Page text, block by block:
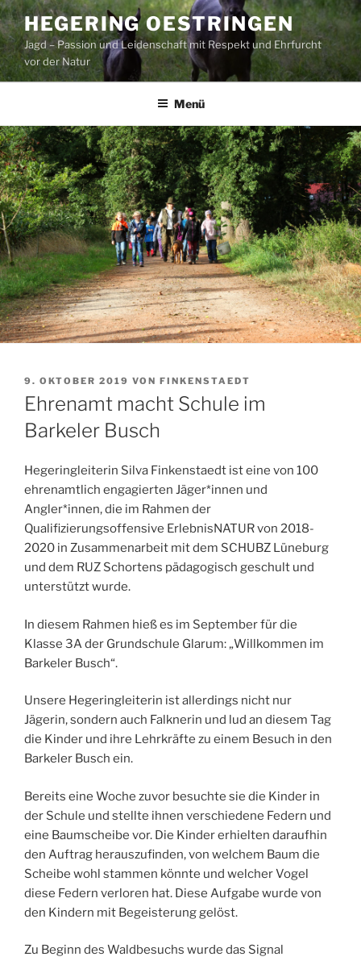
Zum
Inhalt
springen
HEGERING OESTRINGEN
Jagd – Passion und Leidenschaft mit Respekt und Ehrfurcht
vor der Natur
Menü
VERÖFFENTLICHT
AM
9. OKTOBER 2019 VON FINKENSTAEDT
Ehrenamt macht Schule im
Barkeler Busch
Hegeringleiterin Silva Finkenstaedt ist eine von 100
ehrenamtlich engagierten Jäger*innen und
Angler*innen, die im Rahmen der
Qualifizierungsoffensive ErlebnisNATUR von 2018-
2020 in Zusammenarbeit mit dem SCHUBZ Lüneburg
und dem RUZ Schortens pädagogisch geschult und
unterstützt wurde.
In diesem Rahmen hieß es im September für die
Klasse 3A der Grundschule Glarum: „Willkommen im
Barkeler Busch“.
Unsere Hegeringleiterin ist allerdings nicht nur
Jägerin, sondern auch Falknerin und lud an diesem Tag
die Kinder und ihre Lehrkräfte zu einem Besuch in den
Barkeler Busch ein.
Bereits eine Woche zuvor besuchte sie die Kinder in
der Schule und stellte ihnen verschiedene Federn und
eine Baumscheibe vor. Die Kinder erhielten daraufhin
den Auftrag herauszufinden, von welchem Baum die
Scheibe wohl stammen könnte und welcher Vogel
diese Federn verloren hat. Diese Aufgabe wurde von
den Kindern mit Begeisterung gelöst.
Zu Beginn des Waldbesuchs wurde das Signal